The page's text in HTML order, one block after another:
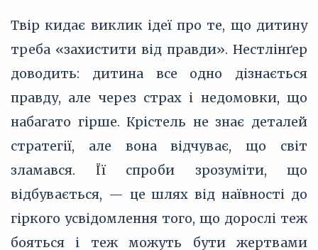
Твір кидає виклик ідеї про те, що дитину
треба «захистити від правди». Нестлінґер
доводить: дитина все одно дізнається
правду, але через страх і недомовки, що
набагато гірше. Крістель не знає деталей
стратегії, але вона відчуває, що світ
зламався. Її спроби зрозуміти, що
відбувається, — це шлях від наївності до
гіркого усвідомлення того, що дорослі теж
бояться і теж можуть бути жертвами